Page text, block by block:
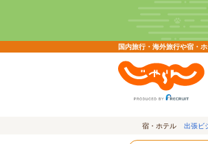
国内旅行・海外旅行や宿・
宿・ホテル 出張ビ